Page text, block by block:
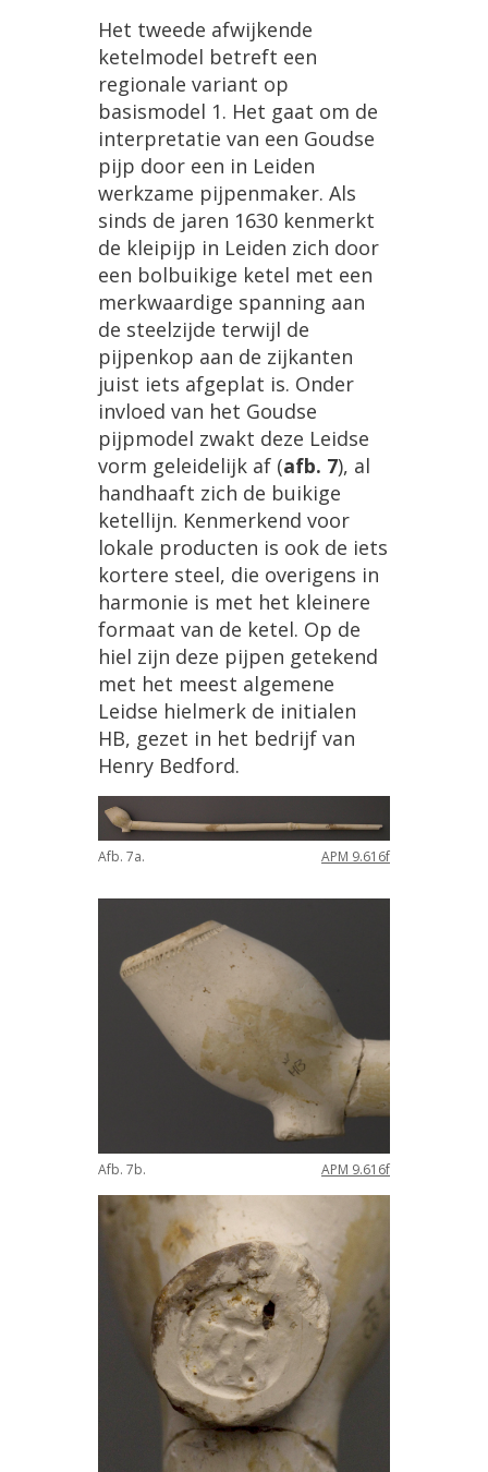
Het tweede afwijkende
ketelmodel betreft een
regionale variant op
basismodel 1. Het gaat om de
interpretatie van een Goudse
pijp door een in Leiden
werkzame pijpenmaker. Als
sinds de jaren 1630 kenmerkt
de kleipijp in Leiden zich door
een bolbuikige ketel met een
merkwaardige spanning aan
de steelzijde terwijl de
pijpenkop aan de zijkanten
juist iets afgeplat is. Onder
invloed van het Goudse
pijpmodel zwakt deze Leidse
vorm geleidelijk af (afb. 7), al
handhaaft zich de buikige
ketellijn. Kenmerkend voor
lokale producten is ook de iets
kortere steel, die overigens in
harmonie is met het kleinere
formaat van de ketel. Op de
hiel zijn deze pijpen getekend
met het meest algemene
Leidse hielmerk de initialen
HB, gezet in het bedrijf van
Henry Bedford.
Afb. 7a. APM 9.616f
Afb. 7b. APM 9.616f